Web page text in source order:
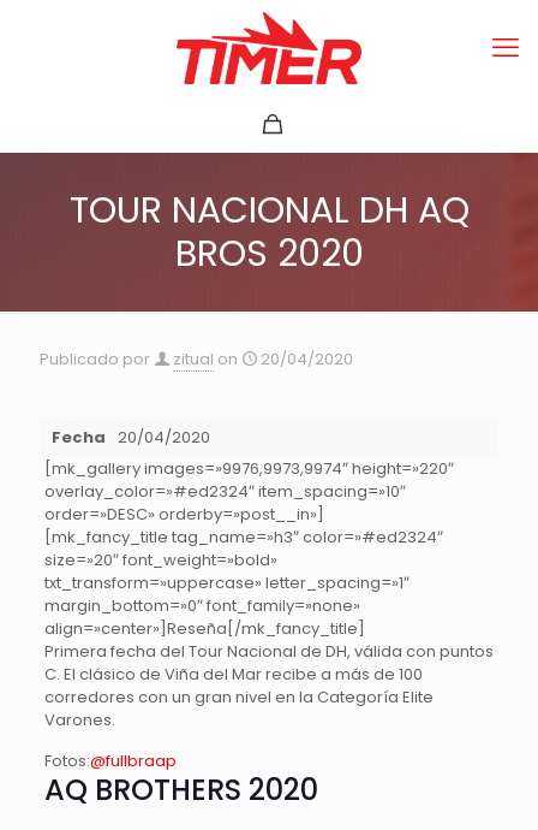
TOUR NACIONAL DH AQ
BROS 2020
Publicado por zitual on 20/04/2020
Fecha 20/04/2020
[mk_gallery images=»9976,9973,9974″ height=»220″
overlay_color=»#ed2324″ item_spacing=»10″
order=»DESC» orderby=»post__in»]
[mk_fancy_title tag_name=»h3″ color=»#ed2324″
size=»20″ font_weight=»bold»
txt_transform=»uppercase» letter_spacing=»1″
margin_bottom=»0″ font_family=»none»
align=»center»]Reseña[/mk_fancy_title]
Primera fecha del Tour Nacional de DH, válida con puntos
C. El clásico de Viña del Mar recibe a más de 100
corredores con un gran nivel en la Categoría Elite
Varones.
Fotos:@fullbraap
AQ BROTHERS 2020